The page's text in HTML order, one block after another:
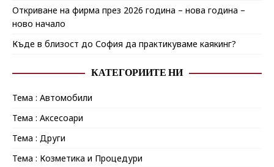
Откриване на фирма през 2026 година – нова година –
ново начало
Къде в близост до София да практикуваме каякинг?
КАТЕГОРИИТЕ НИ
Тема : Автомобили
Тема : Аксесоари
Тема : Други
Тема : Козметика и Процедури